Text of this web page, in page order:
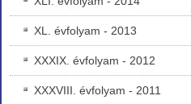
XL. évfolyam - 2013
XXXIX. évfolyam - 2012
XXXVIII. évfolyam - 2011